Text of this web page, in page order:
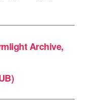
Archive,